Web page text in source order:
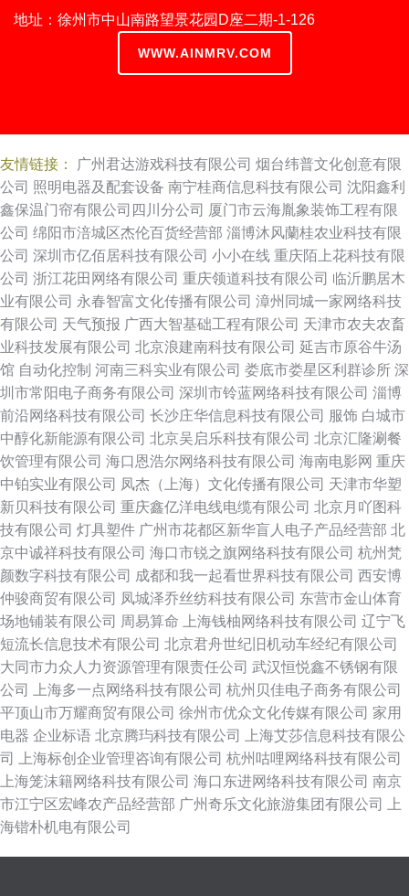
地址：徐州市中山南路望景花园D座二期-1-126
WWW.AINMRV.COM
友情链接： 广州君达游戏科技有限公司 烟台纬普文化创意有限
公司 照明电器及配套设备 南宁桂商信息科技有限公司 沈阳鑫利
鑫保温门帘有限公司四川分公司 厦门市云海胤象装饰工程有限
公司 绵阳市涪城区杰伦百货经营部 淄博沐风蘭桂农业科技有限
公司 深圳市亿佰居科技有限公司 小小在线 重庆陌上花科技有限
公司 浙江花田网络有限公司 重庆领道科技有限公司 临沂鹏居木
业有限公司 永春智富文化传播有限公司 漳州同城一家网络科技
有限公司 天气预报 广西大智基础工程有限公司 天津市农夫农畜
业科技发展有限公司 北京浪建南科技有限公司 延吉市原谷牛汤
馆 自动化控制 河南三科实业有限公司 娄底市娄星区利群诊所 深
圳市常阳电子商务有限公司 深圳市铃蓝网络科技有限公司 淄博
前沿网络科技有限公司 长沙庄华信息科技有限公司 服饰 白城市
中醇化新能源有限公司 北京吴启乐科技有限公司 北京汇隆涮餐
饮管理有限公司 海口恩浩尔网络科技有限公司 海南电影网 重庆
中铂实业有限公司 凤杰（上海）文化传播有限公司 天津市华塑
新贝科技有限公司 重庆鑫亿洋电线电缆有限公司 北京月吖图科
技有限公司 灯具塑件 广州市花都区新华盲人电子产品经营部 北
京中诚祥科技有限公司 海口市锐之旗网络科技有限公司 杭州梵
颜数字科技有限公司 成都和我一起看世界科技有限公司 西安博
仲骏商贸有限公司 凤城泽乔丝纺科技有限公司 东营市金山体育
场地铺装有限公司 周易算命 上海钱柚网络科技有限公司 辽宁飞
短流长信息技术有限公司 北京君舟世纪旧机动车经纪有限公司
大同市力众人力资源管理有限责任公司 武汉恒悦鑫不锈钢有限
公司
上海多一点网络科技有限公司 杭州贝佳电子商务有限公司
平顶山市万耀商贸有限公司 徐州市优众文化传媒有限公司 家用
电器 企业标语 北京腾玙科技有限公司
上海艾莎信息科技有限公
司
上海标创企业管理咨询有限公司 杭州咕哩网络科技有限公司
上海笼沫籍网络科技有限公司 海口东进网络科技有限公司 南京
市江宁区宏峰农产品经营部 广州奇乐文化旅游集团有限公司
上
海锴朴机电有限公司